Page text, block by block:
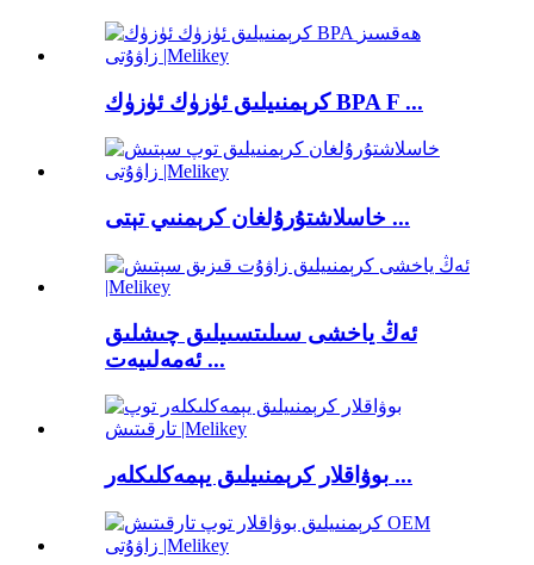
كرېمنىيلىق ئۈزۈك ئۈزۈك BPA F ...
خاسلاشتۇرۇلغان كرېمنىي تېتى ...
ئەڭ ياخشى سىلىتسىيلىق چىشلىق
ئەمەلىيەت ...
بوۋاقلار كرېمنىيلىق يېمەكلىكلەر ...